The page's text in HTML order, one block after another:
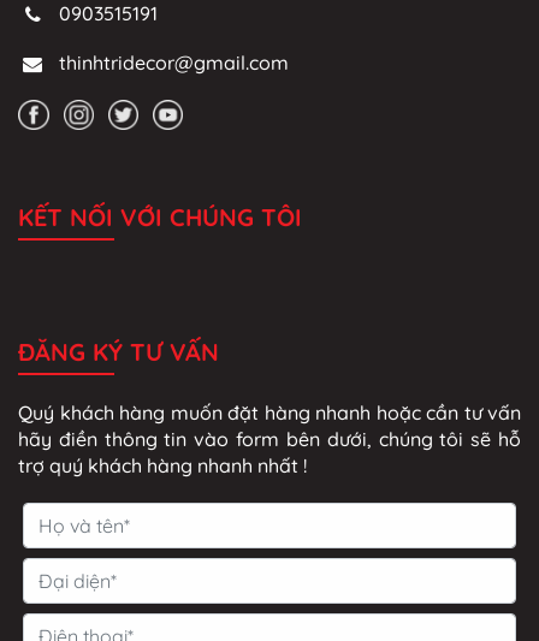
0903515191
thinhtridecor@gmail.com
KẾT NỐI VỚI CHÚNG TÔI
ĐĂNG KÝ TƯ VẤN
Quý khách hàng muốn đặt hàng nhanh hoặc cần tư vấn
hãy điền thông tin vào form bên dưới, chúng tôi sẽ hỗ
trợ quý khách hàng nhanh nhất !